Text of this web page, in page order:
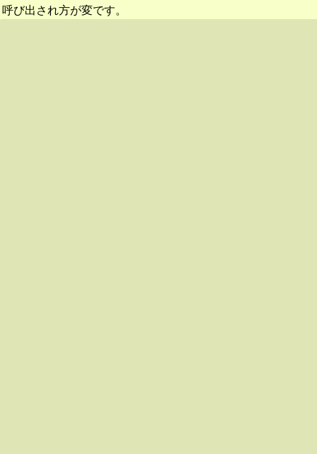
呼び出され方が変です。